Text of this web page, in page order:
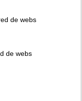
de webs
de webs